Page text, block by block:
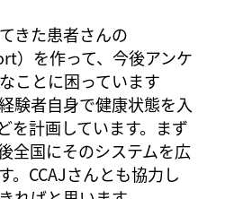
きた患者さんの
）を作って、今後アンケ
ことに困っています
験者自身で健康状態を入
を計画しています。まず
全国にそのシステムを広
。CCAJさんとも協力し